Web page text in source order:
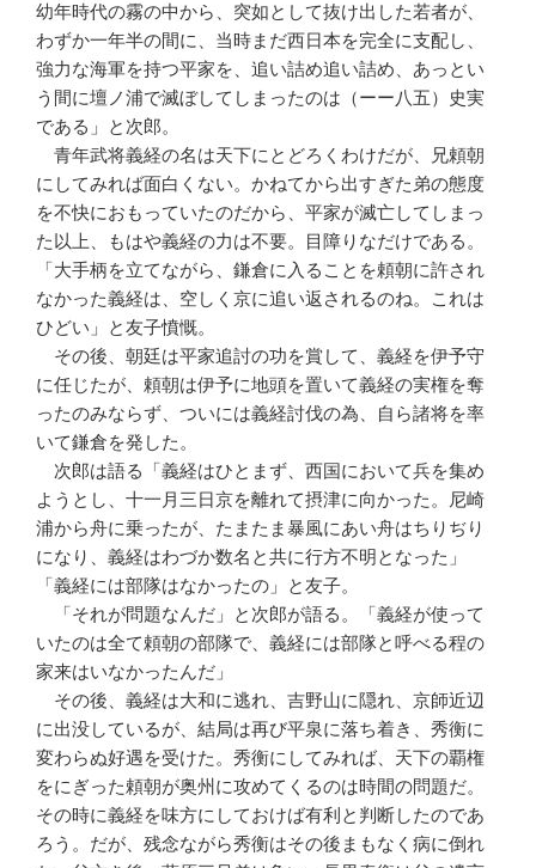
幼年時代の霧の中から、突如として抜け出した若者が、
わずか一年半の間に、当時まだ西日本を完全に支配し、
強力な海軍を持つ平家を、追い詰め追い詰め、あっとい
う間に壇ノ浦で滅ぼしてしまったのは（ーー八五）史実
である」と次郎。
青年武将義経の名は天下にとどろくわけだが、兄頼朝
にしてみれば面白くない。かねてから出すぎた弟の態度
を不快におもっていたのだから、平家が滅亡してしまっ
た以上、もはや義経の力は不要。目障りなだけである。
「大手柄を立てながら、鎌倉に入ることを頼朝に許され
なかった義経は、空しく京に追い返されるのね。これは
ひどい」と友子憤慨。
その後、朝廷は平家追討の功を賞して、義経を伊予守
に任じたが、頼朝は伊予に地頭を置いて義経の実権を奪
ったのみならず、ついには義経討伐の為、自ら諸将を率
いて鎌倉を発した。
次郎は語る「義経はひとまず、西国において兵を集め
ようとし、十一月三日京を離れて摂津に向かった。尼崎
浦から舟に乗ったが、たまたま暴風にあい舟はちりぢり
になり、義経はわづか数名と共に行方不明となった」
「義経には部隊はなかったの」と友子。
「それが問題なんだ」と次郎が語る。「義経が使って
いたのは全て頼朝の部隊で、義経には部隊と呼べる程の
家来はいなかったんだ」
その後、義経は大和に逃れ、吉野山に隠れ、京師近辺
に出没しているが、結局は再び平泉に落ち着き、秀衡に
変わらぬ好遇を受けた。秀衡にしてみれば、天下の覇権
をにぎった頼朝が奥州に攻めてくるのは時間の問題だ。
その時に義経を味方にしておけば有利と判断したのであ
ろう。だが、残念ながら秀衡はその後まもなく病に倒れ